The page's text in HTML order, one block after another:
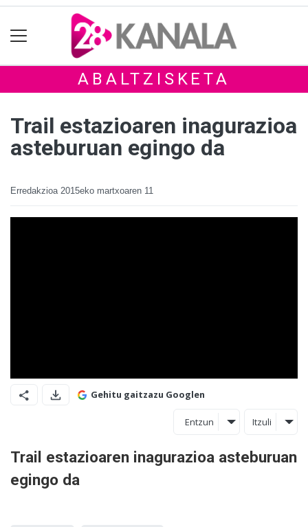
ABALTZISKETA
Trail estazioaren inagurazioa
asteburuan egingo da
Erredakzioa 2015eko martxoaren 11
Gehitu gaitzazu Googlen
Entzun Itzuli
Trail estazioaren inagurazioa asteburuan
egingo da